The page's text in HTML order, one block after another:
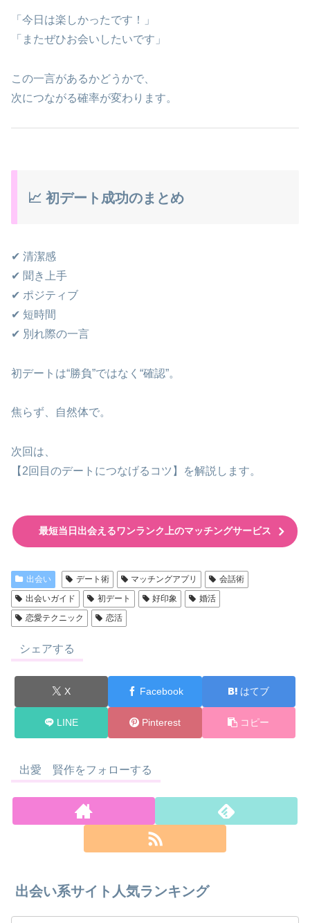
「今日は楽しかったです！」
「またぜひお会いしたいです」
この一言があるかどうかで、
次につながる確率が変わります。
📈 初デート成功のまとめ
✔ 清潔感
✔ 聞き上手
✔ ポジティブ
✔ 短時間
✔ 別れ際の一言
初デートは“勝負”ではなく“確認”。
焦らず、自然体で。
次回は、
【2回目のデートにつなげるコツ】を解説します。
最短当日出会えるワンランク上のマッチングサービス
出会い デート術 マッチングアプリ
会話術
出会いガイド
初デート 好印象
婚活
恋愛テクニック
恋活
シェアする
X Facebook はてブ
LINE Pinterest コピー
出愛 賢作をフォローする
出会い系サイト人気ランキング